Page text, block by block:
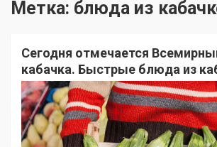
Метка: блюда из
Сегодня отмечается
кабачка. Быстрые блюда из